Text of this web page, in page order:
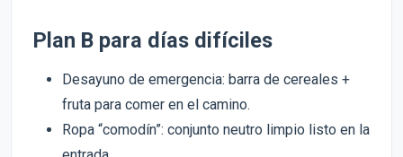
Plan B para días difíciles
Desayuno de emergencia: barra de cereales +
fruta para comer en el camino.
Ropa “comodín”: conjunto neutro limpio listo en la